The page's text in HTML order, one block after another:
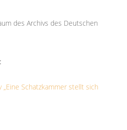
des Archivs des Deutschen
„Eine Schatzkammer stellt sich